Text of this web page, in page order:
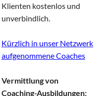
Klienten kostenlos und
unverbindlich.
Kürzlich in unser Netzwerk
aufgenommene Coaches
Vermittlung von
Coaching-Ausbildungen: